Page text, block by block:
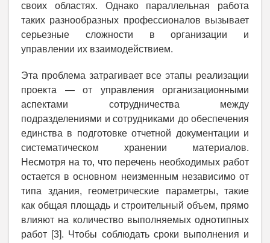
своих областях. Однако параллельная работа
таких разнообразных профессионалов вызывает
серьезные сложности в организации и
управлении их взаимодействием.
Эта проблема затрагивает все этапы реализации
проекта — от управления организационными
аспектами сотрудничества между
подразделениями и сотрудниками до обеспечения
единства в подготовке отчетной документации и
систематическом хранении материалов.
Несмотря на то, что перечень необходимых работ
остается в основном неизменным независимо от
типа здания, геометрические параметры, такие
как общая площадь и строительный объем, прямо
влияют на количество выполняемых однотипных
работ [3]. Чтобы соблюдать сроки выполнения и